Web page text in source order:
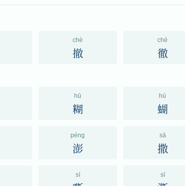
chè
撤
chè
徹
hū
糊
hú
蝴
péng
澎
sā
撒
sī sī